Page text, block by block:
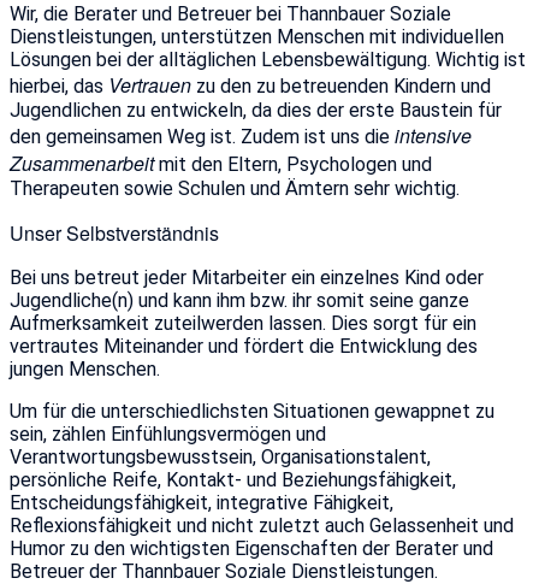
Wir, die Berater und Betreuer bei Thannbauer Soziale
Dienstleistungen, unterstützen Menschen mit individuellen
Lösungen bei der alltäglichen Lebensbewältigung. Wichtig ist
hierbei, das Vertrauen zu den zu betreuenden Kindern und
Jugendlichen zu entwickeln, da dies der erste Baustein für
den gemeinsamen Weg ist. Zudem ist uns die intensive
Zusammenarbeitmit den Eltern, Psychologen und
Therapeuten sowie Schulen und Ämtern sehr wichtig.
Unser Selbstverständnis
Bei uns betreut jeder Mitarbeiter ein einzelnes Kind oder
Jugendliche(n) und kann ihm bzw. ihr somit seine ganze
Aufmerksamkeit zuteilwerden lassen. Dies sorgt für ein
vertrautes Miteinander und fördert die Entwicklung des
jungen Menschen.
Um für die unterschiedlichsten Situationen gewappnet zu
sein, zählen Einfühlungsvermögen und
Verantwortungsbewusstsein, Organisationstalent,
persönliche Reife, Kontakt- und Beziehungsfähigkeit,
Entscheidungsfähigkeit, integrative Fähigkeit,
Reflexionsfähigkeit und nicht zuletzt auch Gelassenheit und
Humor zu den wichtigsten Eigenschaften der Berater und
Betreuer der Thannbauer Soziale Dienstleistungen.